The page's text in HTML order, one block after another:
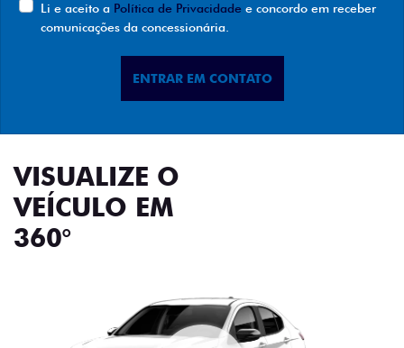
Li e aceito a Política de Privacidade e concordo em receber
comunicações da concessionária.
ENTRAR EM CONTATO
VISUALIZE O
VEÍCULO EM
360°